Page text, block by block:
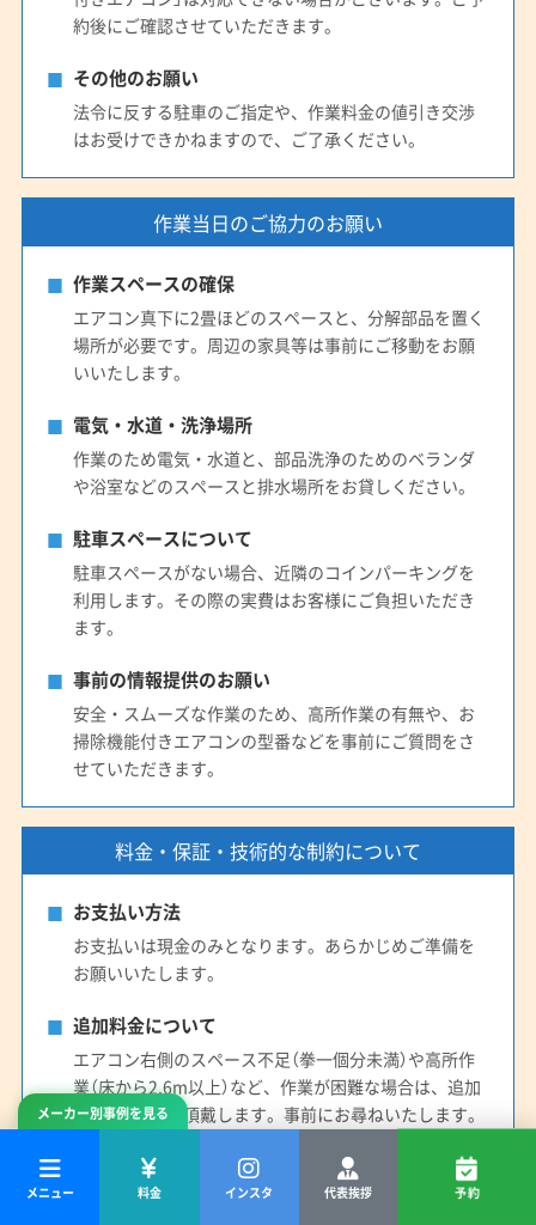
メーカー別事例を見る
メニュー 料金 インスタ 代表挨拶 予約
約後にご確認させていただきます。
その他のお願い
法令に反する駐車のご指定や、作業料金の値引き交渉
はお受けできかねますので、ご了承ください。
作業当日のご協力のお願い
作業スペースの確保
エアコン真下に2畳ほどのスペースと、分解部品を置く
場所が必要です。周辺の家具等は事前にご移動をお願
いいたします。
電気・水道・洗浄場所
作業のため電気・水道と、部品洗浄のためのベランダ
や浴室などのスペースと排水場所をお貸しください。
駐車スペースについて
駐車スペースがない場合、近隣のコインパーキングを
利用します。その際の実費はお客様にご負担いただき
ます。
事前の情報提供のお願い
安全・スムーズな作業のため、高所作業の有無や、お
掃除機能付きエアコンの型番などを事前にご質問をさ
せていただきます。
料金・保証・技術的な制約について
お支払い方法
お支払いは現金のみとなります。あらかじめご準備を
お願いいたします。
追加料金について
エアコン右側のスペース不足（拳一個分未満）や高所作
業（床から2.6m以上）など、作業が困難な場合は、追加
料金3,000円を頂戴します。事前にお尋ねいたします。
作業後の保証期間
作業日より90日間の動作を保証いたします。ただし、